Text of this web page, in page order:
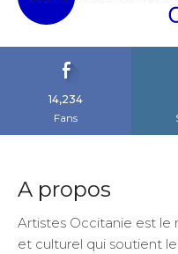
14,234
Fans
A propos
Artistes Occitanie est le
et culturel qui soutient